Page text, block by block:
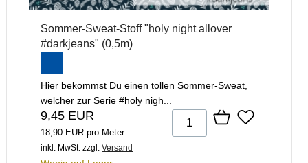
Sommer-Sweat-Stoff "holy night allover
#darkjeans" (0,5m)
Hier bekommst Du einen tollen Sommer-Sweat,
welcher zur Serie #holy nigh...
9,45 EUR
18,90 EUR pro Meter
inkl. MwSt. zzgl. Versand